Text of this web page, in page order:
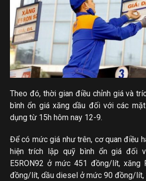
Theo đó, thời gian điều chỉnh giá và
bình ổn giá xăng dầu đối với các
dụng từ 15h hôm nay 12-9.
Để có mức giá như trên, cơ quan điều
hiện trích lập quỹ bình ổn giá đối
E5RON92 ở mức 451 đồng/lít, xăng
đồng/lít, dầu diesel ở mức 90 đồng/lít,